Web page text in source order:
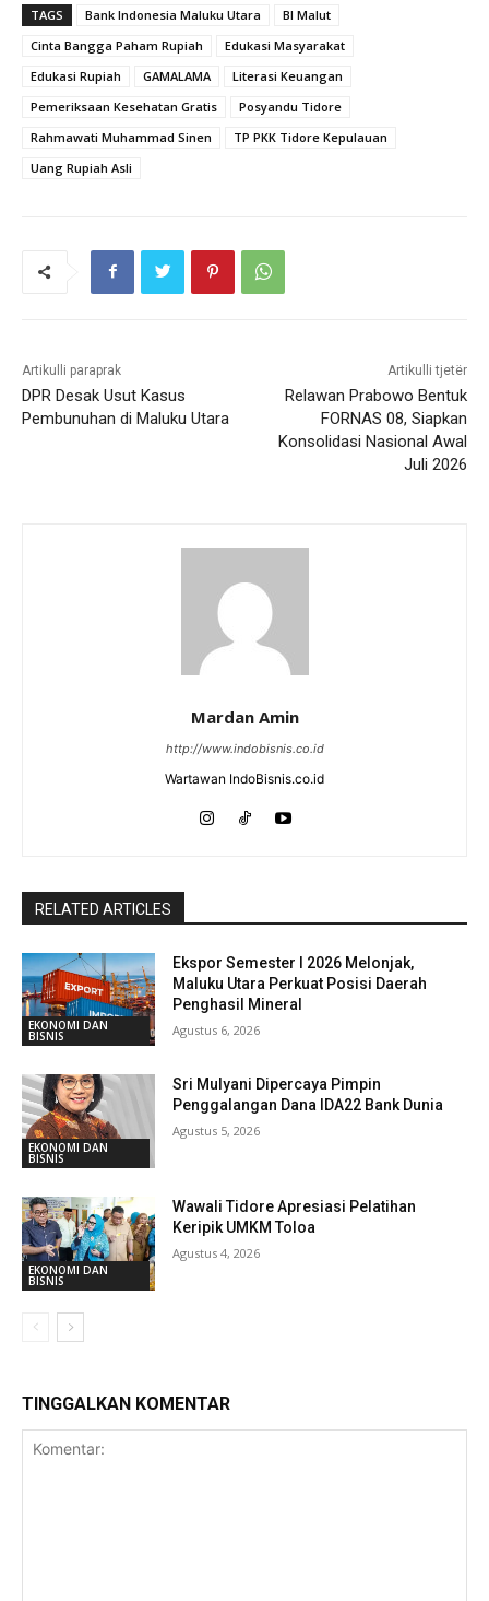
TAGS Bank Indonesia Maluku Utara
BI Malut
Cinta Bangga Paham Rupiah
Edukasi Masyarakat
Edukasi Rupiah
GAMALAMA
Literasi Keuangan
Pemeriksaan Kesehatan Gratis
Posyandu Tidore
Rahmawati Muhammad Sinen
TP PKK Tidore Kepulauan
Uang Rupiah Asli
Artikulli paraprak
DPR Desak Usut Kasus
Pembunuhan di Maluku Utara
Artikulli tjetër
Relawan Prabowo Bentuk
FORNAS 08, Siapkan
Konsolidasi Nasional Awal
Juli 2026
Mardan Amin
http://www.indobisnis.co.id
Wartawan IndoBisnis.co.id
RELATED ARTICLES
EKONOMI DAN
BISNIS
Ekspor Semester I 2026 Melonjak,
Maluku Utara Perkuat Posisi Daerah
Penghasil Mineral
Agustus 6, 2026
EKONOMI DAN
BISNIS
Sri Mulyani Dipercaya Pimpin
Penggalangan Dana IDA22 Bank Dunia
Agustus 5, 2026
EKONOMI DAN
BISNIS
Wawali Tidore Apresiasi Pelatihan
Keripik UMKM Toloa
Agustus 4, 2026
TINGGALKAN KOMENTAR